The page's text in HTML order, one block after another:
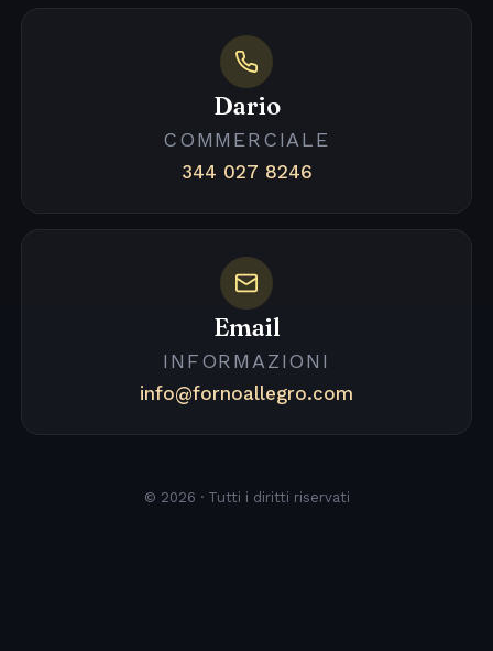
Dario
COMMERCIALE
344 027 8246
Email
INFORMAZIONI
info@fornoallegro.com
© 2026 · Tutti i diritti riservati